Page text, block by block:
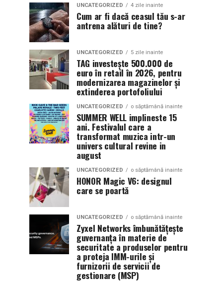
UNCATEGORIZED 4 zile inainte
Cum ar fi dacă ceasul tău s-ar
antrena alături de tine?
UNCATEGORIZED 5 zile inainte
TAG investește 500.000 de
euro în retail în 2026, pentru
modernizarea magazinelor și
extinderea portofoliului
UNCATEGORIZED o săptămână inainte
SUMMER WELL implineste 15
ani. Festivalul care a
transformat muzica intr-un
univers cultural revine in
august
UNCATEGORIZED o săptămână inainte
HONOR Magic V6: designul
care se poartă
UNCATEGORIZED o săptămână inainte
Zyxel Networks îmbunătățește
guvernanța în materie de
securitate a produselor pentru
a proteja IMM-urile și
furnizorii de servicii de
gestionare (MSP)